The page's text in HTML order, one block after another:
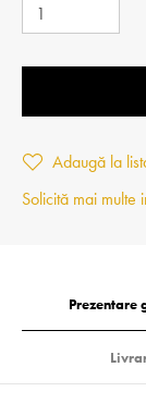
Adaugă la
Solicită mai multe
Prezentare